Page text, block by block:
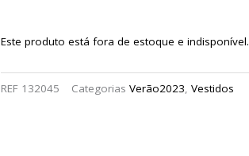
Este produto está fora de estoque e indisponível.
REF 132045 Categorias Verão2023, Vestidos